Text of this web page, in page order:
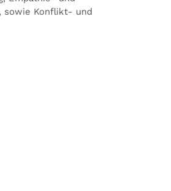
sowie Konflikt- und